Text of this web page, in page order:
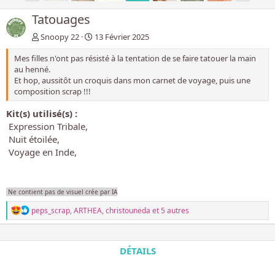
Tatouages
Snoopy 22
13 Février 2025
Mes filles n'ont pas résisté à la tentation de se faire tatouer la main
au henné.
Et hop, aussitôt un croquis dans mon carnet de voyage, puis une
composition scrap !!!
Kit(s) utilisé(s) :
Expression Tribale
Nuit étoilée
Voyage en Inde
Ne contient pas de visuel crée par IA
L
e
r
peps_scrap,ARTHEA,christouneda et 5 autres
DÉTAILS